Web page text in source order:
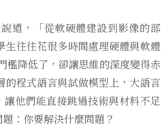
道，「從軟硬體建設到影像的部
往往花很多時間處理硬體與軟體
檻降低了，卻讓思維的深度變得赤
程式語言與試做模型上，大語言
他們能直接跳過技術與材料不足
：你要解決什麼問題？